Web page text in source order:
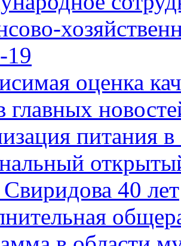
19
оценка
главных
питания в
40 лет